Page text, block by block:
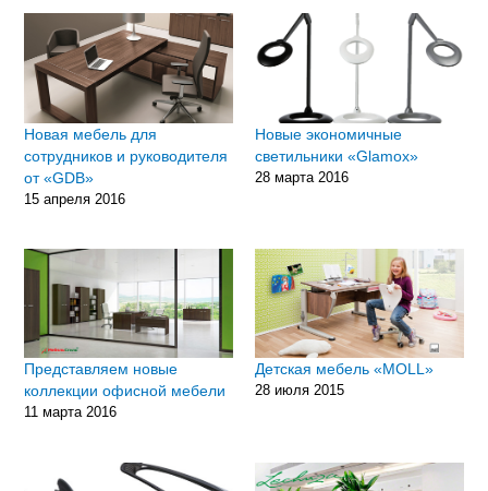
Новая мебель для
сотрудников и руководителя
от «GDB»
15 апреля 2016
Новые экономичные
светильники «Glamox»
28 марта 2016
Представляем новые
коллекции офисной мебели
11 марта 2016
Детская мебель «MOLL»
28 июля 2015